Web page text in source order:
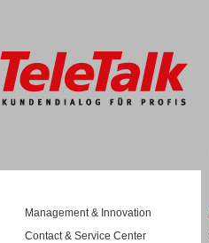
Management & Innovation
Contact & Service Center